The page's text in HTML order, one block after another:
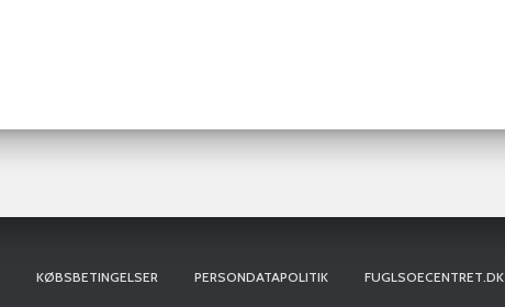
KØBSBETINGELSER PERSONDATAPOLITIK FUGLSOECENTRET.DK